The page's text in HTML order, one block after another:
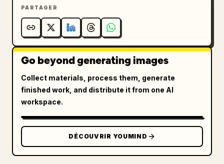
PARTAGER
Go beyond generating images
Collect materials, process them, generate
finished work, and distribute it from one AI
workspace.
DÉCOUVRIR YOUMIND